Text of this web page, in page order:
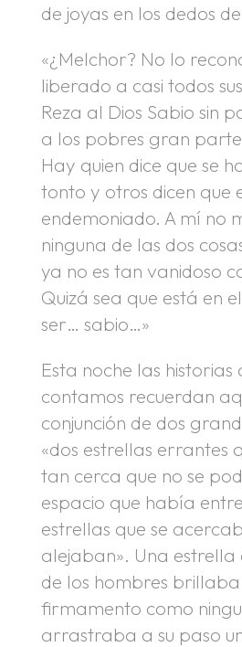
de joyas en los dedos
«¿Melchor? No lo
liberado a casi todos
Reza al Dios Sabio sin
a los pobres gran parte
Hay quien dice que se
tonto y otros dicen que
endemoniado. A mí no
ninguna de las dos
ya no es tan vanidoso
Quizá sea que está en
ser… sabio…»
Esta noche las historias
contamos recuerdan
conjunción de dos
«dos estrellas errantes
tan cerca que no se
espacio que había
estrellas que se
alejaban». Una estrella
de los hombres brillaba
firmamento como
arrastraba a su paso